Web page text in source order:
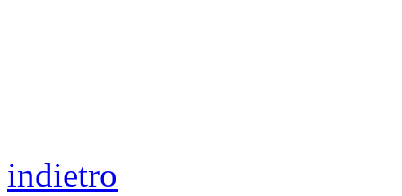
indietro